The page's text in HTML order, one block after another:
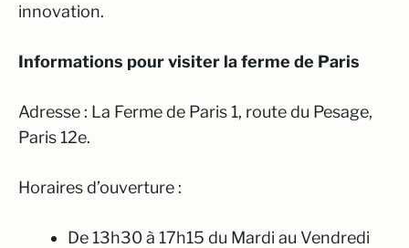
innovation.
Informations pour visiter la ferme de Paris
Adresse : La Ferme de Paris 1, route du Pesage,
Paris 12e.
Horaires d’ouverture :
De 13h30 à 17h15 du Mardi au Vendredi